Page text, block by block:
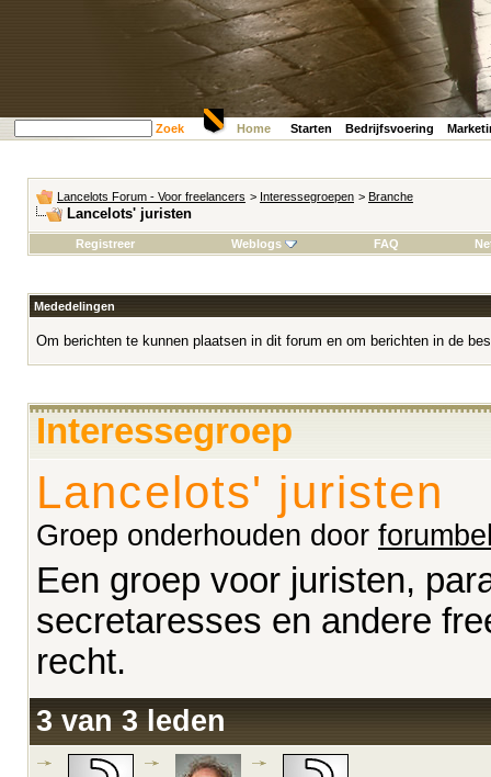
Zoek Home Starten Bedrijfsvoering
Lancelots Forum - Voor freelancers > Interessegroepen > Branche
Lancelots' juristen
Registreer Weblogs FAQ
Mededelingen
Om berichten te kunnen plaatsen in dit forum en om berichten in de
Interessegroep
Lancelots' juristen
Groep onderhouden door
Een groep voor juristen,
secretaresses en andere
recht.
3 van 3 leden